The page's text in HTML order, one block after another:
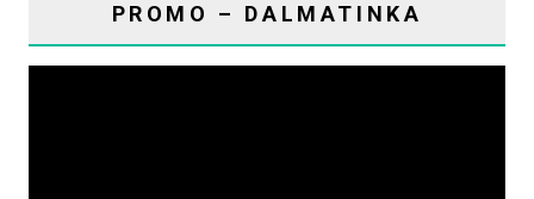
PROMO – DALMATINKA